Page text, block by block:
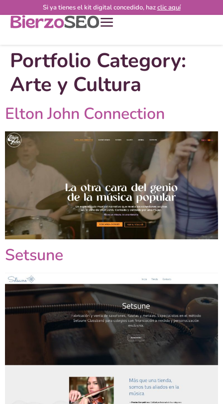
Si ya tienes el kit digital concedido, hazclic aquí
Portfolio Category:
Arte y Cultura
Elton John Connection
Setsune